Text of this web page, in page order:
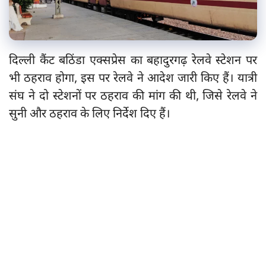
दिल्ली कैंट बठिंडा एक्सप्रेस का बहादुरगढ़ रेलवे स्टेशन पर
भी ठहराव होगा, इस पर रेलवे ने आदेश जारी किए हैं। यात्री
संघ ने दो स्टेशनों पर ठहराव की मांग की थी, जिसे रेलवे ने
सुनी और ठहराव के लिए निर्देश दिए हैं।